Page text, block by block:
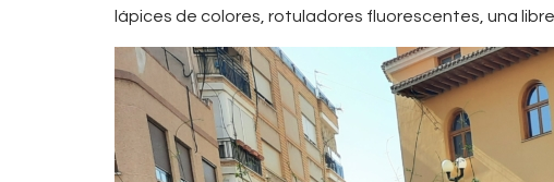
lápices de colores, rotuladores fluorescentes, una